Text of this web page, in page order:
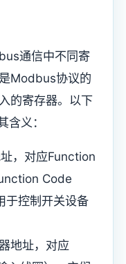
通信中不同寄
Modbus协议的
的寄存器。以下
义：
，对应Function
Code
于控制开关设备
地址，对应